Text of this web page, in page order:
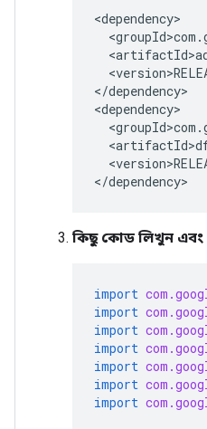
</dependency>
</dependency>
কিছু কোড লিখুন
import
import
import
import
import
import
import